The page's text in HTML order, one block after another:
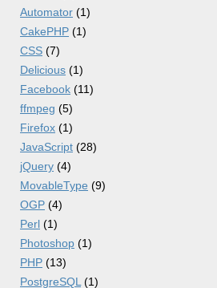
Automator (1)
CakePHP (1)
CSS (7)
Delicious (1)
Facebook (11)
ffmpeg (5)
Firefox (1)
JavaScript (28)
jQuery (4)
MovableType (9)
OGP (4)
Perl (1)
Photoshop (1)
PHP (13)
PostgreSQL (1)